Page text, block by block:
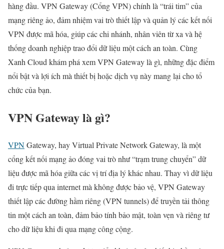
hàng đầu. VPN Gateway (Cổng VPN) chính là “trái tim” của
mạng riêng ảo, đảm nhiệm vai trò thiết lập và quản lý các kết nối
VPN được mã hóa, giúp các chi nhánh, nhân viên từ xa và hệ
thống doanh nghiệp trao đổi dữ liệu một cách an toàn. Cùng
Xanh Cloud khám phá xem VPN Gateway là gì, những đặc điểm
nổi bật và lợi ích mà thiết bị hoặc dịch vụ này mang lại cho tổ
chức của bạn.
VPN Gateway là gì?
VPNGateway, hay Virtual Private Network Gateway, là một
cổng kết nối mạng ảo đóng vai trò như “trạm trung chuyển” dữ
liệu được mã hóa giữa các vị trí địa lý khác nhau. Thay vì dữ liệu
đi trực tiếp qua internet mà không được bảo vệ, VPN Gateway
thiết lập các đường hầm riêng (VPN tunnels) để truyền tải thông
tin một cách an toàn, đảm bảo tính bảo mật, toàn vẹn và riêng tư
cho dữ liệu khi đi qua mạng công cộng.